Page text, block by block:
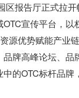
报告厅正式拉开
宣传平台，以
源优势赋能产业
牌高峰论坛、品
的OTC标杆品